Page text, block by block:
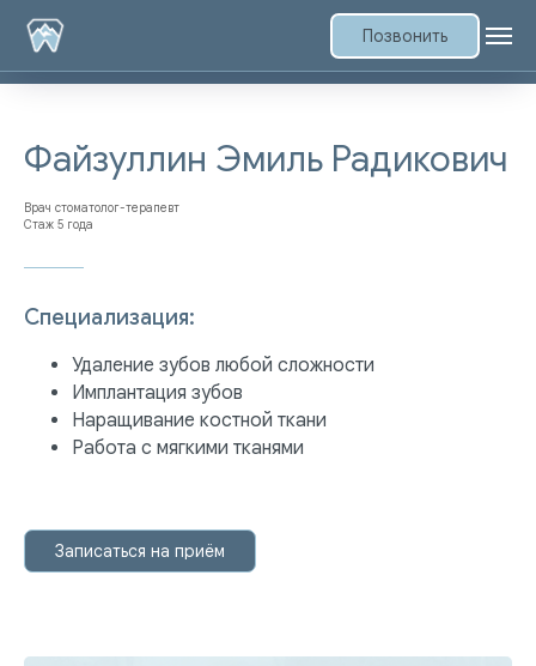
Позвонить
Файзуллин Эмиль Радикович
Врач стоматолог-терапевт
Стаж 5 года
Специализация:
Удаление зубов любой сложности
Имплантация зубов
Наращивание костной ткани
Работа с мягкими тканями
Записаться на приём